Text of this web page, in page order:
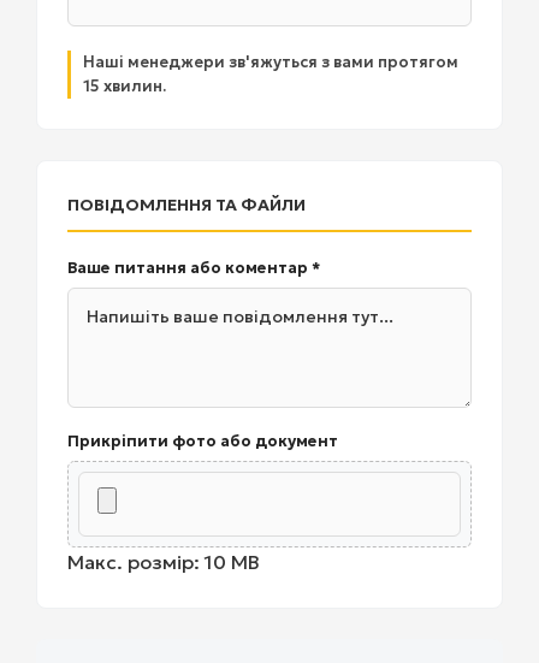
Наші менеджери зв'яжуться з вами протягом
15 хвилин.
ПОВІДОМЛЕННЯ ТА ФАЙЛИ
Ваше питання або коментар *
Прикріпити фото або документ
Макс. розмір: 10 MB